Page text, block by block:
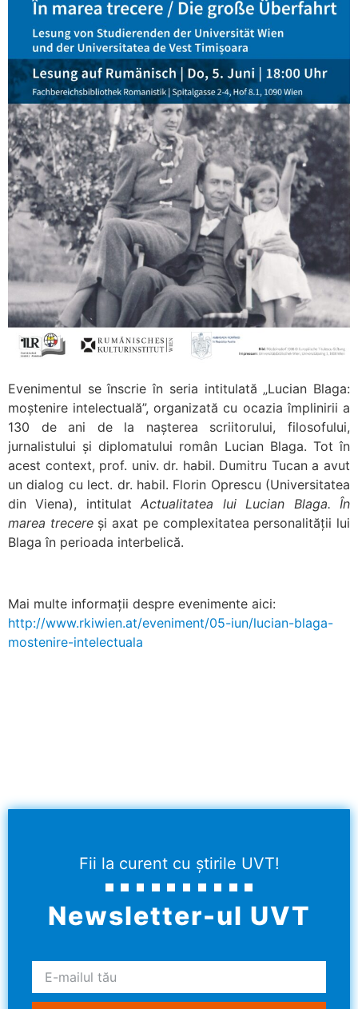
Evenimentul se înscrie în seria intitulată „Lucian Blaga:
moștenire intelectuală”, organizată cu ocazia împlinirii a
130 de ani de la nașterea scriitorului, filosofului,
jurnalistului și diplomatului român Lucian Blaga. Tot în
acest context, prof. univ. dr. habil. Dumitru Tucan a avut
un dialog cu lect. dr. habil. Florin Oprescu (Universitatea
din Viena), intitulatActualitatea lui Lucian Blaga. În
marea trecereși axat pe complexitatea personalității lui
Blaga în perioada interbelică.
Mai multe informații despre evenimente aici:
http://www.rkiwien.at/eveniment/05-iun/lucian-blaga-
mostenire-intelectuala
Fii la curent cu știrile UVT!
Newsletter-ul UVT